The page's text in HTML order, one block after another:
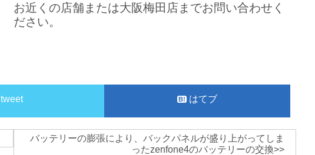
お近くの店舗または大阪梅田店までお問い合わせく
ださい。
tweet はてブ
バッテリーの膨張により、バックパネルが盛り上がってしま
ったzenfone4のバッテリーの交換>>